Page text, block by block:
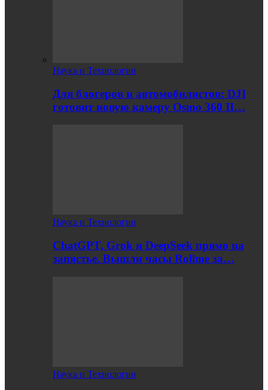
Наука и Технологии
Для блогеров и автомобилистов: DJI
готовит новую камеру Osmo 360 II…
Наука и Технологии
ChatGPT, Grok и DeepSeek прямо на
запястье. Вышли часы Rollme за…
Наука и Технологии